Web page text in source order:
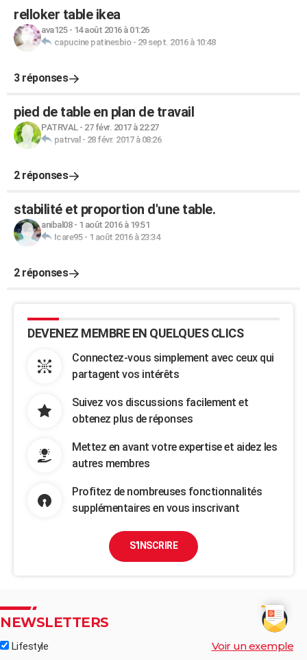
relloker table ikea
ava125- 14 août 2016 à 01:26
capucine patinesbio- 29 sept. 2016 à 10:48
3 réponses
pied de table en plan de travail
PATRVAL- 27 févr. 2017 à 22:27
patrval - 28 févr. 2017 à 08:26
2 réponses
stabilité et proportion d'une table.
anibal08- 1 août 2016 à 19:51
Icare95- 1 août 2016 à 23:34
2 réponses
DEVENEZ MEMBRE EN QUELQUES CLICS
Connectez-vous simplement avec ceux qui
partagent vos intérêts
Suivez vos discussions facilement et
obtenez plus de réponses
Mettez en avant votre expertise et aidez les
autres membres
Profitez de nombreuses fonctionnalités
supplémentaires en vous inscrivant
S'INSCRIRE
NEWSLETTERS
Lifestyle Voir un exemple